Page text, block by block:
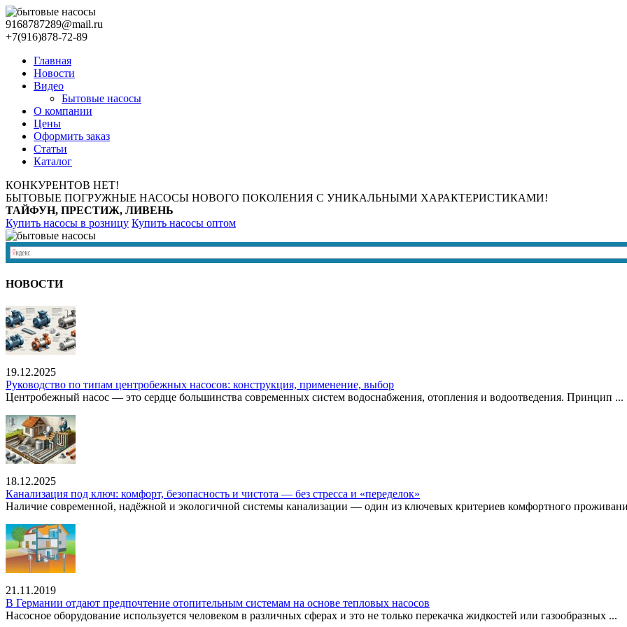
9168787289@mail.ru
+7(916)878-72-89
Главная
Новости
Видео
Бытовые насосы
О компании
Цены
Оформить заказ
Статьи
Каталог
КОНКУРЕНТОВ НЕТ!
БЫТОВЫЕ ПОГРУЖНЫЕ НАСОСЫ НОВОГО ПОКОЛЕНИЯ С УНИКАЛЬНЫМИ ХАРАКТЕРИСТИКАМИ!
ТАЙФУН, ПРЕСТИЖ, ЛИВЕНЬ
Купить насосы в розницу Купить насосы оптом
НОВОСТИ
19.12.2025
Руководство по типам центробежных насосов: конструкция, применение, выбор
Центробежный насос — это сердце большинства современных систем водоснабжения, отопления и водоотведения. Принцип ...
18.12.2025
Канализация под ключ: комфорт, безопасность и чистота — без стресса и «переделок»
Наличие современной, надёжной и экологичной системы канализации — один из ключевых критериев комфортного
21.11.2019
В Германии отдают предпочтение отопительным системам на основе тепловых насосов
Насосное оборудование используется человеком в различных сферах и это не только перекачка жидкостей или газообразных ...